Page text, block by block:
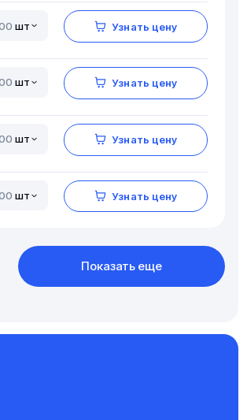
шт Узнать цену
шт Узнать цену
шт Узнать цену
шт Узнать цену
Показать еще